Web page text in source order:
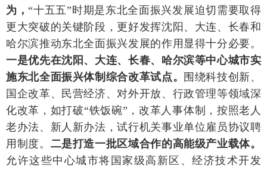
为， “十五五”时期是东北全面振兴发展迫切需要取得
更大突破的关键阶段，更好发挥沈阳、大连、长春和
哈尔滨推动东北全面振兴发展的作用显得十分必要。
一是优先在沈阳、大连、长春、哈尔滨等中心城市实
施东北全面振兴体制综合改革试点。 围绕科技创新、
国企改革、民营经济、对外开放、行政管理等领域深
化改革，如打破“铁饭碗”，改革人事体制，按照老人
老办法、新人新办法，试行机关事业单位雇员协议聘
用制度。 二是打造一批区域合作的高能级产业载体。
允许这些中心城市将国家级高新区、经济技术开发